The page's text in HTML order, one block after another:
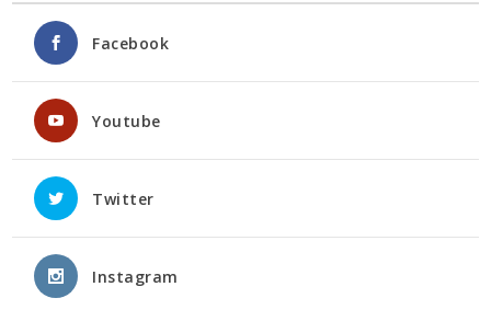
Facebook
Youtube
Twitter
Instagram